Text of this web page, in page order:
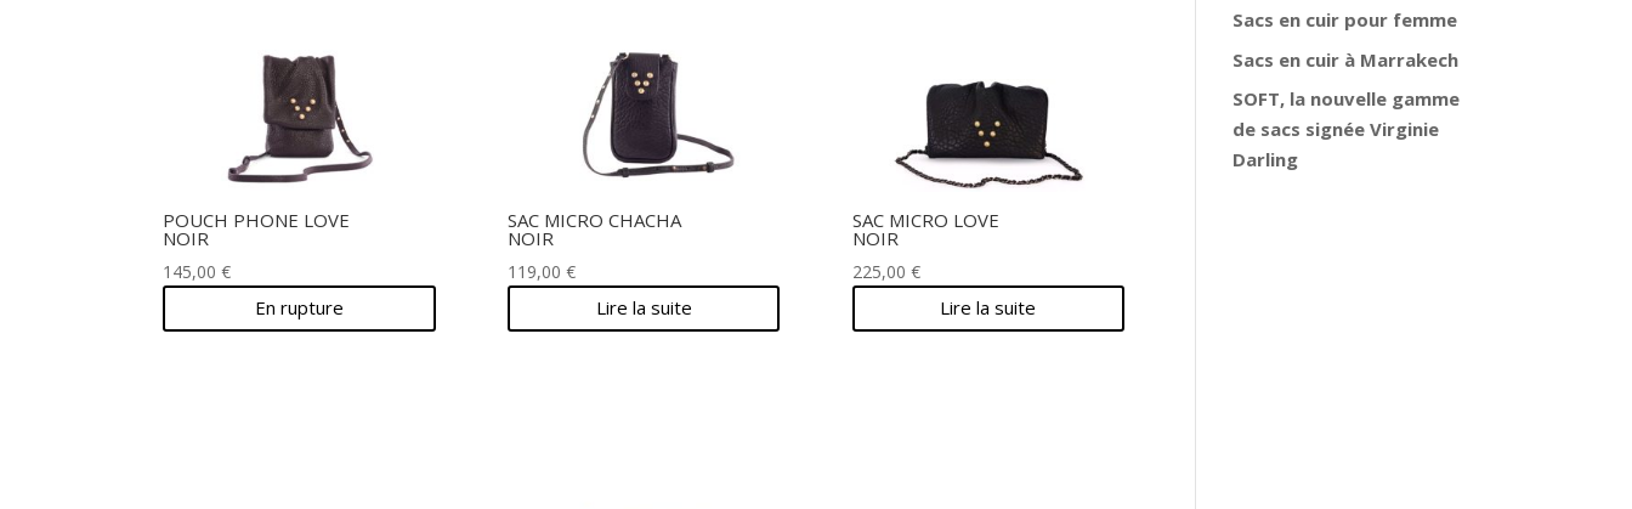
POUCH PHONE LOVE
NOIR
145,00€
En rupture
SAC MICRO CHACHA
NOIR
119,00 €
Lire la suite
SAC MICRO LOVE
NOIR
225,00 €
Lire la suite
Sacs en cuir pour femme
Sacs en cuir à Marrakech
SOFT, la nouvelle gamme
de sacs signée Virginie
Darling